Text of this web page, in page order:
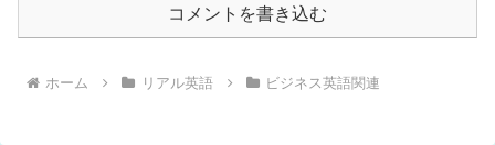
コメントを書き込む
ホーム リアル英語 ビジネス英語関連